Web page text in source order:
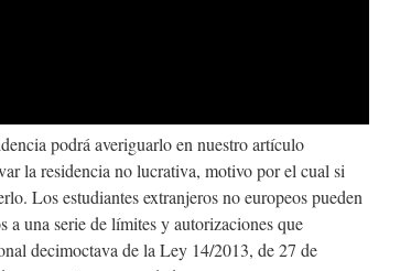
podrá averiguarlo en nuestro artículo
la residencia no lucrativa, motivo por el cual si
Los estudiantes extranjeros no europeos pueden
a una serie de límites y autorizaciones que
decimoctava de la Ley 14/2013, de 27 de